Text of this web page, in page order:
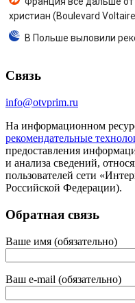
христиан (Boulevard
В Польше выловили
Связь
info@otvprim.ru
На информационном
рекомендательные
предоставления
и анализа сведений,
пользователей сети
Российской Федерации).
Обратная связь
Ваше имя (обязательно)
Ваш e-mail (обязательно)